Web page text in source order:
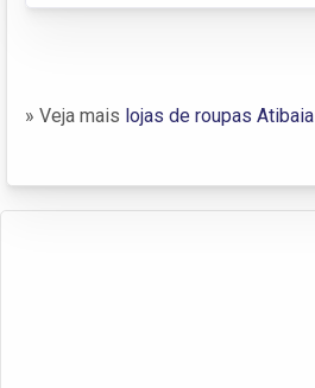
» Veja mais lojas de roupas Atibaia